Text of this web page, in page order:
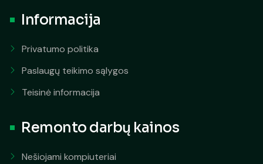
Informacija
Privatumo politika
Paslaugų teikimo sąlygos
Teisinė informacija
Remonto darbų kainos
Nešiojami kompiuteriai